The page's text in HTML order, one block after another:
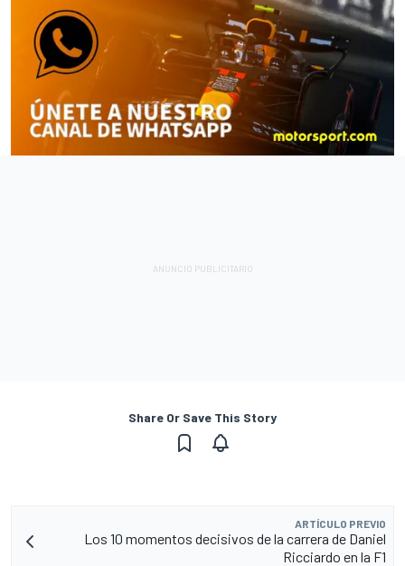
Share Or Save This Story
ARTÍCULO PREVIO
Los 10 momentos decisivos de la carrera de Daniel
Ricciardo en la F1